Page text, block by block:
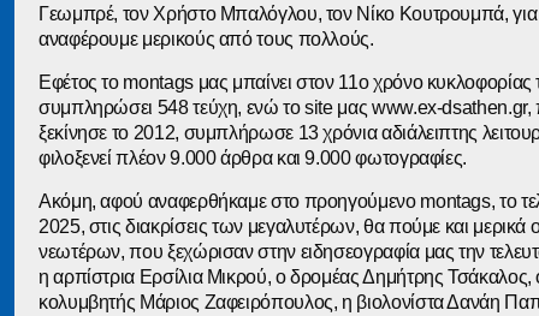
Γεωμπρέ, τον Χρήστο Μπαλόγλου, τον Νίκο Κουτρουμπά,
αναφέρουμε μερικούς από τους πολλούς.
Εφέτος το montags μας μπαίνει στον 11ο χρόνο κυκλοφορίας
συμπληρώσει 548 τεύχη, ενώ το site μας www.ex-dsathen.gr,
ξεκίνησε το 2012, συμπλήρωσε 13 χρόνια αδιάλειπτης
φιλοξενεί πλέον 9.000 άρθρα και 9.000 φωτογραφίες.
Ακόμη, αφού αναφερθήκαμε στο προηγούμενο montags, το
2025, στις διακρίσεις των μεγαλυτέρων, θα πούμε και μερικά
νεωτέρων, που ξεχώρισαν στην ειδησεογραφία μας την
η αρπίστρια Ερσίλια Μικρού, ο δρομέας Δημήτρης Τσάκαλος,
κολυμβητής Μάριος Ζαφειρόπουλος, η βιολονίστα Δανάη